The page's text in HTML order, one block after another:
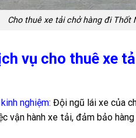
Cho thuê xe tải chở hàng đi Thốt
vụ cho thuê xe
nghiệm: Đội ngũ lái xe của
vận hành xe tải, đảm bảo